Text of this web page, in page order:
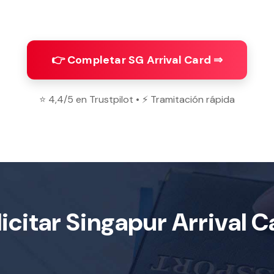
👉 Completar SG Arrival Card ⇒
⭐ 4,4/5 en Trustpilot • ⚡ Tramitación rápida
Singapur Arrival